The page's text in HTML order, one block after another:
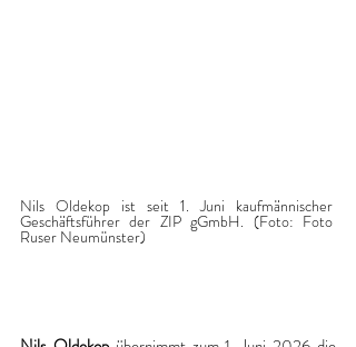
Nils Oldekop ist seit 1. Juni kaufmännischer
Geschäftsführer der ZIP gGmbH. (Foto: Foto
Ruser Neumünster)